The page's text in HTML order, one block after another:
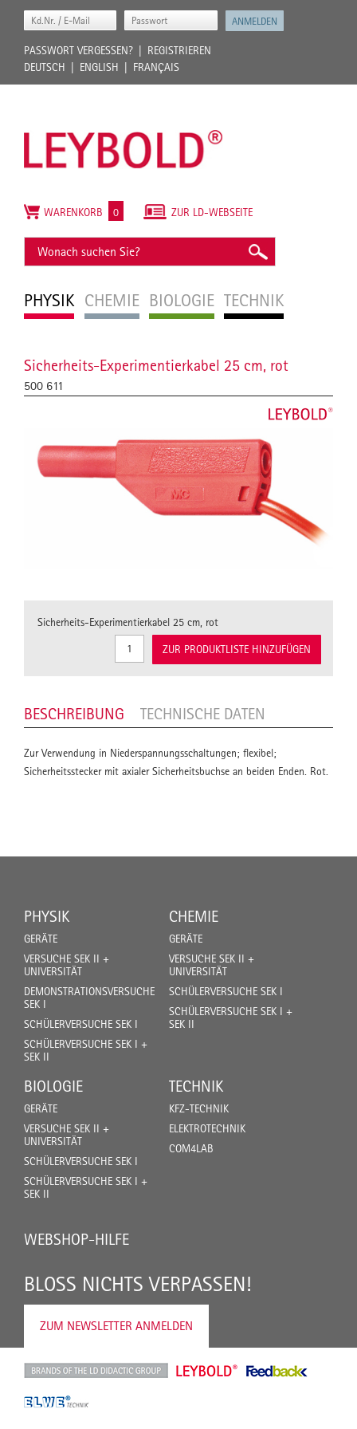
PASSWORT VERGESSEN?
REGISTRIEREN
DEUTSCH
ENGLISH FRANÇAIS
PHYSIK CHEMIE BIOLOGIE TECHNIK
ZUR LD-WEBSEITE
WARENKORB 0
Sicherheits-Experimentierkabel 25 cm, rot
500 611
Sicherheits-Experimentierkabel 25 cm, rot
ZUR PRODUKTLISTE HINZUFÜGEN
BESCHREIBUNG TECHNISCHE DATEN
Zur Verwendung in Niederspannungsschaltungen; flexibel;
Sicherheitsstecker mit axialer Sicherheitsbuchse an beiden Enden. Rot.
PHYSIK
GERÄTE
VERSUCHE SEK II +
UNIVERSITÄT
DEMONSTRATIONSVERSUCHE
SEK I
SCHÜLERVERSUCHE SEK I
SCHÜLERVERSUCHE SEK I +
SEK II
CHEMIE
GERÄTE
VERSUCHE SEK II +
UNIVERSITÄT
SCHÜLERVERSUCHE SEK I
SCHÜLERVERSUCHE SEK I +
SEK II
BIOLOGIE
GERÄTE
VERSUCHE SEK II +
UNIVERSITÄT
SCHÜLERVERSUCHE SEK I
SCHÜLERVERSUCHE SEK I +
SEK II
TECHNIK
KFZ-TECHNIK
ELEKTROTECHNIK
COM4LAB
WEBSHOP-HILFE
BLOSS NICHTS VERPASSEN!
ZUM NEWSLETTER ANMELDEN